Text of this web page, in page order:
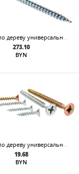
Саморез по дереву универсальный 6,0x180, белый цинк шлиц Pz
273.10
BYN
Саморез по дереву универсальный 3,5 x 40
19.68
BYN